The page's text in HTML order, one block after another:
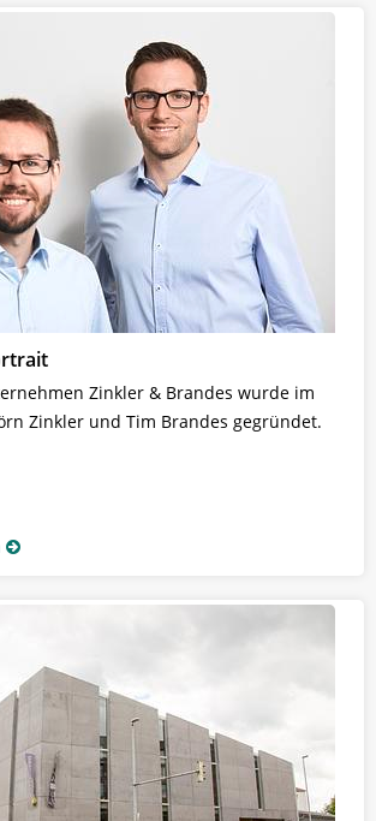
Zinkler & Brandes wurde im
Zinkler und Tim Brandes gegründet.